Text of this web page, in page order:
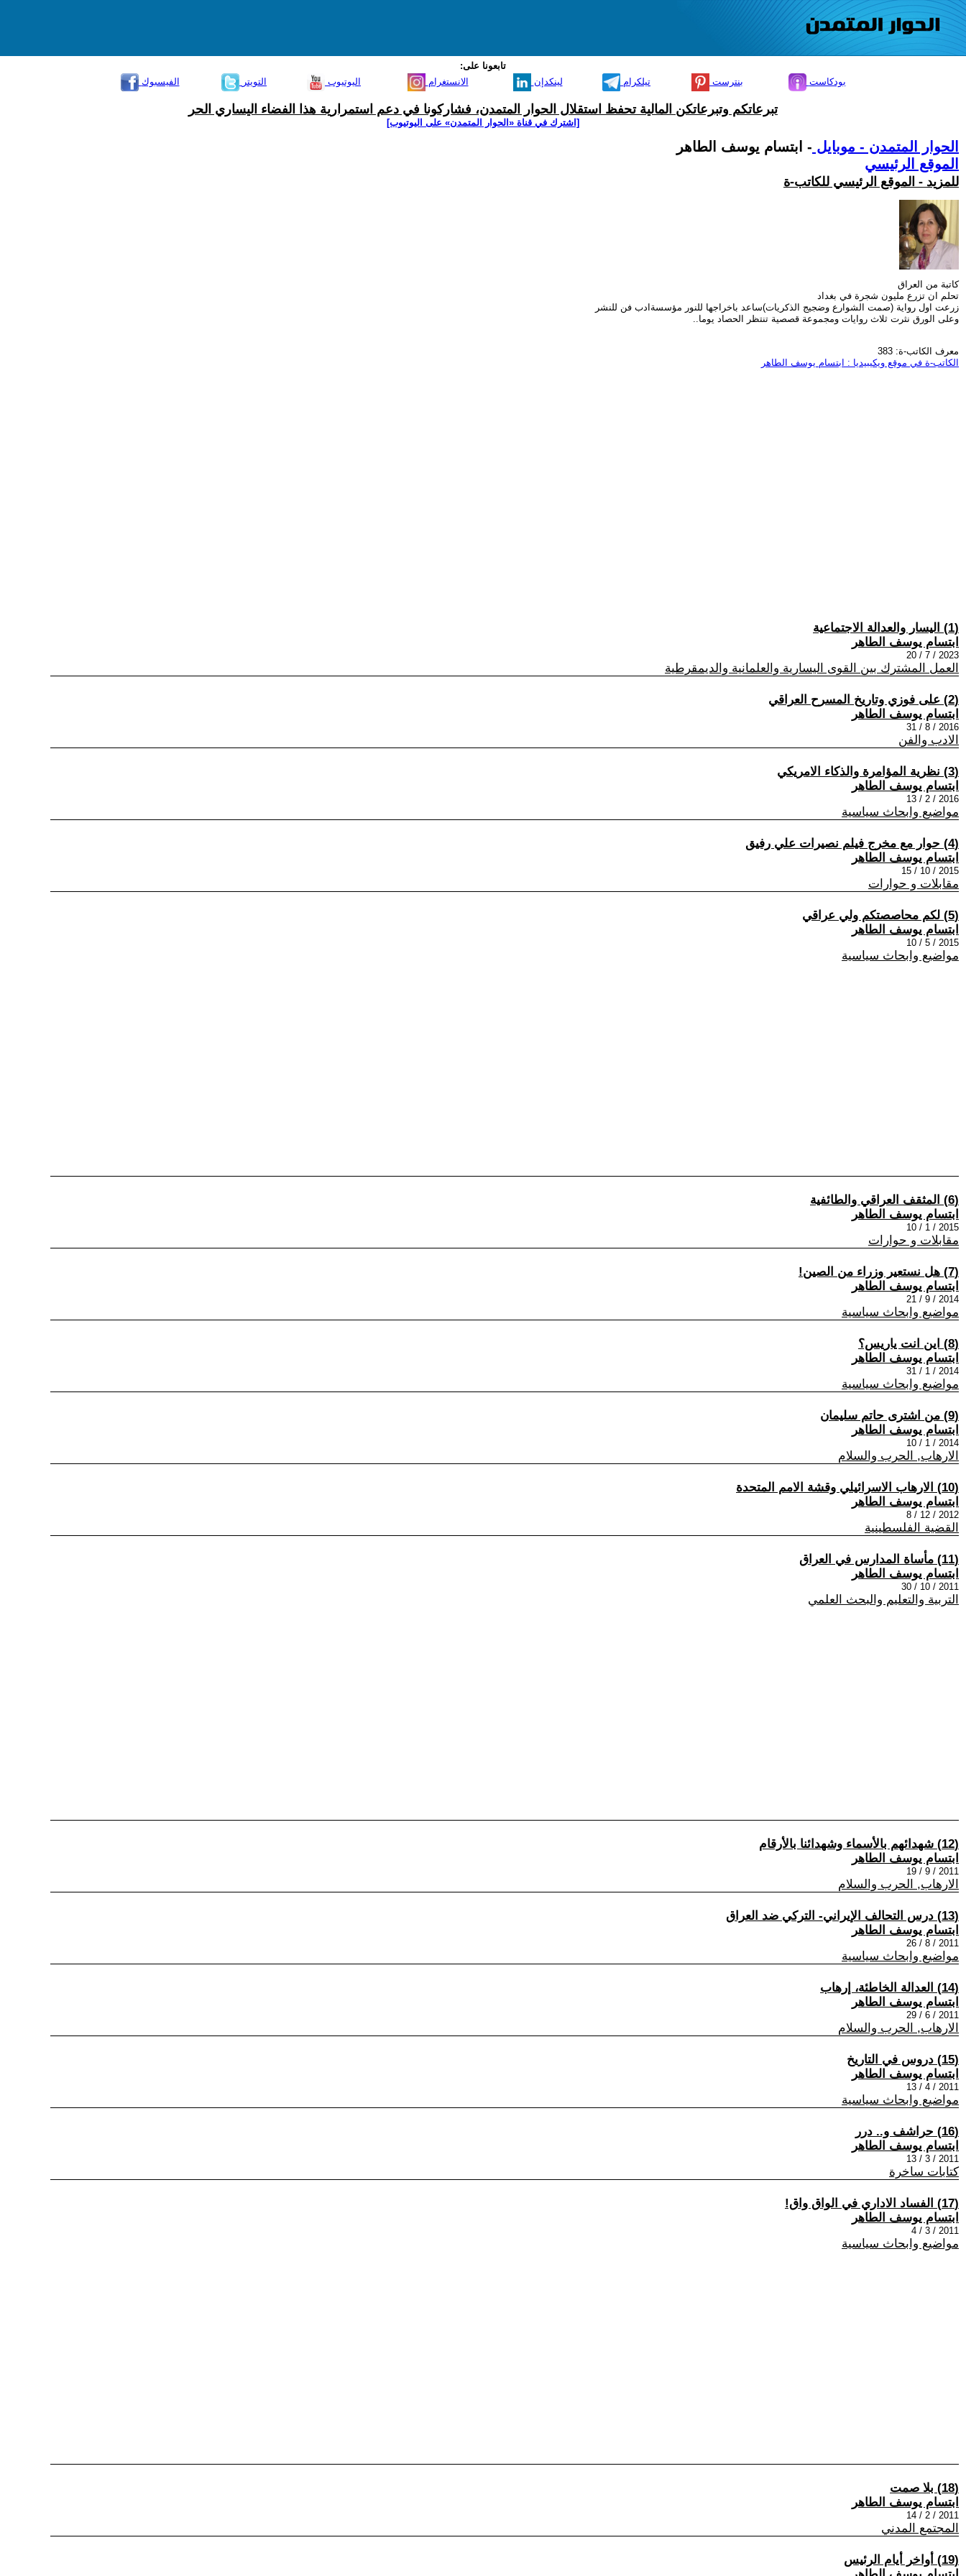
تابعونا على:
الفيسبوك
التويتر اليوتيوب الانستغرام لينكدإن تيلكرام بنترست بودكاست
تبرعاتكم وتبرعاتكن المالية تحفظ استقلال الحوار المتمدن، فشاركونا في دعم استمرارية هذا الفضاء اليساري الحر
[اشترك في قناة ‫«الحوار المتمدن» على اليوتيوب]
الحوار المتمدن - موبايل - ابتسام يوسف الطاهر
الموقع الرئيسي
للمزيد - الموقع الرئيسي للكاتب-ة
كاتبة من العراق
تحلم ان تزرع مليون شجرة في بغداد
زرعت اول رواية (صمت الشوارع وضجيج الذكريات)ساعد باخراجها للنور مؤسسةادب فن للنشر
وعلى الورق نثرت ثلاث روايات ومجموعة قصصية تنتظر الحصاد يوما..
معرف الكاتب-ة: 383
الكاتب-ة في موقع ويكيبيديا : ابتسام يوسف الطاهر
(1) اليسار والعدالة الاجتماعية
ابتسام يوسف الطاهر
2023 / 7 / 20
العمل المشترك بين القوى اليسارية والعلمانية والديمقرطية
(2) على فوزي وتاريخ المسرح العراقي
ابتسام يوسف الطاهر
2016 / 8 / 31
الادب والفن
(3) نظرية المؤامرة والذكاء الامريكي
ابتسام يوسف الطاهر
2016 / 2 / 13
مواضيع وابحاث سياسية
(4) حوار مع مخرج فيلم نصيرات علي رفيق
ابتسام يوسف الطاهر
2015 / 10 / 15
مقابلات و حوارات
(5) لكم محاصصتكم ولي عراقي
ابتسام يوسف الطاهر
2015 / 5 / 10
مواضيع وابحاث سياسية
(6) المثقف العراقي والطائفية
ابتسام يوسف الطاهر
2015 / 1 / 10
مقابلات و حوارات
(7) هل نستعير وزراء من الصين!
ابتسام يوسف الطاهر
2014 / 9 / 21
مواضيع وابحاث سياسية
(8) اين انت ياريس؟
ابتسام يوسف الطاهر
2014 / 1 / 31
مواضيع وابحاث سياسية
(9) من اشترى حاتم سليمان
ابتسام يوسف الطاهر
2014 / 1 / 10
الارهاب, الحرب والسلام
(10) الارهاب الاسرائيلي وقشة الامم المتحدة
ابتسام يوسف الطاهر
2012 / 12 / 8
القضية الفلسطينية
(11) مأساة المدارس في العراق
ابتسام يوسف الطاهر
2011 / 10 / 30
التربية والتعليم والبحث العلمي
(12) شهدائهم بالأسماء وشهدائنا بالأرقام
ابتسام يوسف الطاهر
2011 / 9 / 19
الارهاب, الحرب والسلام
(13) درس التحالف الإيراني- التركي ضد العراق
ابتسام يوسف الطاهر
2011 / 8 / 26
مواضيع وابحاث سياسية
(14) العدالة الخاطئة، إرهاب
ابتسام يوسف الطاهر
2011 / 6 / 29
الارهاب, الحرب والسلام
(15) دروس في التاريخ
ابتسام يوسف الطاهر
2011 / 4 / 13
مواضيع وابحاث سياسية
(16) حراشف و.. درر
ابتسام يوسف الطاهر
2011 / 3 / 13
كتابات ساخرة
(17) الفساد الاداري في الواق واق!
ابتسام يوسف الطاهر
2011 / 3 / 4
مواضيع وابحاث سياسية
(18) بلا صمت
ابتسام يوسف الطاهر
2011 / 2 / 14
المجتمع المدني
(19) أواخر أيام الرئيس